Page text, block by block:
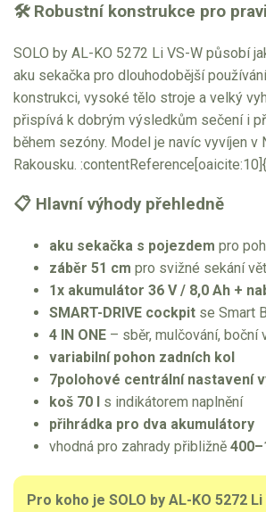
🛠 Robustní konstrukce pro
SOLO by AL-KO 5272 Li VS-W působí
aku sekačka pro dlouhodobější
konstrukci, vysoké tělo stroje a velký
přispívá k dobrým výsledkům sečení i
během sezóny. Model je navíc vyvíjen v
Rakousku.
📋 Hlavní výhody přehledně
aku sekačka s pojezdem pro
záběr 51 cm pro svižné sekání
1x akumulátor 36 V / 8,0 Ah +
SMART-DRIVE cockpit se Smart
4 IN ONE – sběr, mulčování, boční
variabilní pohon zadních kol
7polohové centrální nastavení
koš 70 l s indikátorem naplnění
přihrádka pro dva akumulátory
vhodná pro zahrady přibližně
Pro koho je SOLO by AL-KO 5272